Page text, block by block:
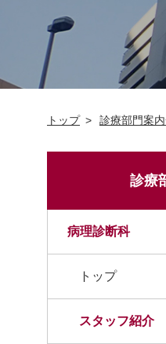
トップ 診療部門案
診療
病理診断科
トップ
スタッフ紹介